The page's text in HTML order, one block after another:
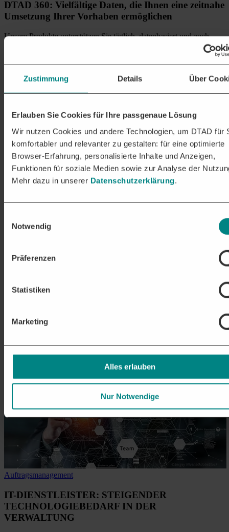
Zustimmung Details Über
Erlauben Sie Cookies für Ihre passgenaue Lösung
Wir nutzen Cookies und andere Technologien, um DTAD für
komfortabler und relevanter zu gestalten: für eine optimierte
Browser-Erfahrung, personalisierte Inhalte und Anzeigen,
Funktionen für soziale Medien sowie zur Analyse der
Mehr dazu in unserer Datenschutzerklärung.
Notwendig
Präferenzen
Statistiken
Marketing
Alles erlauben
Nur Notwendige
DTAD 360: Vielfältige Daten, die Ihnen eine zeitnahe
Umsetzung Ihrer Vorhaben ermöglichen
Unsere Produkte unterstützen Sie täglich, datenbasiert und auch
durch den persönlichen Einsatz unserer Mitarbeiter vor Ort, die
richtigen und kosteneffizienten Entscheidungen zu treffen. Und
wann starten Sie Ihre Recherche mitDTAD 360?
ÜBERZEUGEN SIE SICH
TESTEN
Erhalten Sie Zugriff auf alle Ausschreibungen und Analysen –
inklusive persönlichem Onboarding. Ihre Testphase endet
automatisch, ohne Kosten und Verpflichtungen.
WeitereBeiträge
Auftragsmanagement
IT-DIENSTLEISTER: STEIGENDER
TECHNOLOGIEBEDARF IN DER
VERWALTUNG